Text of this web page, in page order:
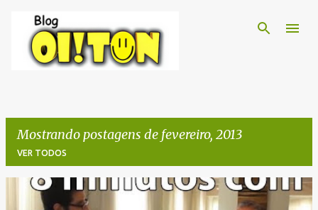
Mostrando postagens de fevereiro, 2013
VER TODOS